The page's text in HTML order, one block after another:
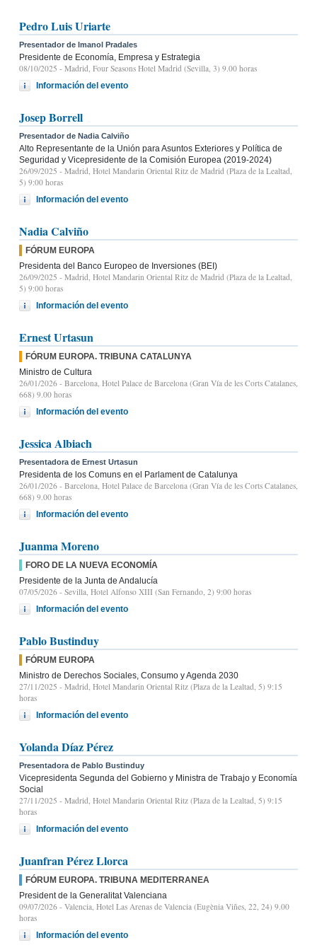
Pedro Luis Uriarte
Presentador de Imanol Pradales
Presidente de Economía, Empresa y Estrategia
08/10/2025 - Madrid, Four Seasons Hotel Madrid (Sevilla, 3) 9.00 horas
Información del evento
Josep Borrell
Presentador de Nadia Calviño
Alto Representante de la Unión para Asuntos Exteriores y Política de
Seguridad y Vicepresidente de la Comisión Europea (2019-2024)
26/09/2025 - Madrid, Hotel Mandarin Oriental Ritz de Madrid (Plaza de la Lealtad,
5) 9:00 horas
Información del evento
Nadia Calviño
FÓRUM EUROPA
Presidenta del Banco Europeo de Inversiones (BEI)
26/09/2025 - Madrid, Hotel Mandarin Oriental Ritz de Madrid (Plaza de la Lealtad,
5) 9:00 horas
Información del evento
Ernest Urtasun
FÓRUM EUROPA. TRIBUNA CATALUNYA
Ministro de Cultura
26/01/2026 - Barcelona, Hotel Palace de Barcelona (Gran Vía de les Corts Catalanes,
668) 9.00 horas
Información del evento
Jessica Albiach
Presentadora de Ernest Urtasun
Presidenta de los Comuns en el Parlament de Catalunya
26/01/2026 - Barcelona, Hotel Palace de Barcelona (Gran Vía de les Corts Catalanes,
668) 9.00 horas
Información del evento
Juanma Moreno
FORO DE LA NUEVA ECONOMÍA
Presidente de la Junta de Andalucía
07/05/2026 - Sevilla, Hotel Alfonso XIII (San Fernando, 2) 9:00 horas
Información del evento
Pablo Bustinduy
FÓRUM EUROPA
Ministro de Derechos Sociales, Consumo y Agenda 2030
27/11/2025 - Madrid, Hotel Mandarin Oriental Ritz (Plaza de la Lealtad, 5) 9:15
horas
Información del evento
Yolanda Díaz Pérez
Presentadora de Pablo Bustinduy
Vicepresidenta Segunda del Gobierno y Ministra de Trabajo y Economía
Social
27/11/2025 - Madrid, Hotel Mandarin Oriental Ritz (Plaza de la Lealtad, 5) 9:15
horas
Información del evento
Juanfran Pérez Llorca
FÓRUM EUROPA. TRIBUNA MEDITERRANEA
President de la Generalitat Valenciana
09/07/2026 - Valencia, Hotel Las Arenas de Valencia (Eugènia Viñes, 22, 24) 9.00
horas
Información del evento